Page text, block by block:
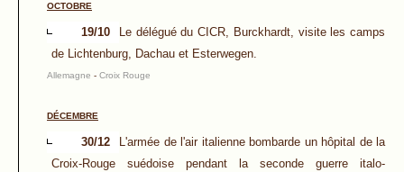
OCTOBRE
19/10
Le délégué du CICR, Burckhardt, visite les camps
de Lichtenburg, Dachau et Esterwegen.
Allemagne - Croix Rouge
DÉCEMBRE
30/12
L'armée de l'air italienne bombarde un hôpital de la
Croix-Rouge suédoise pendant la seconde guerre italo-